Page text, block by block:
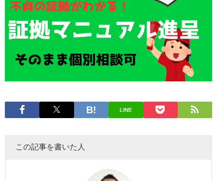
LINE
この記事を書いた人